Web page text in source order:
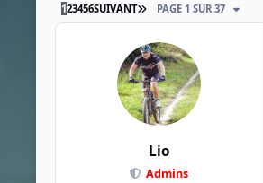
123456SUIVANT DERNIÈRE PAGE
PAGE 1 SUR 37
Lio
Admins